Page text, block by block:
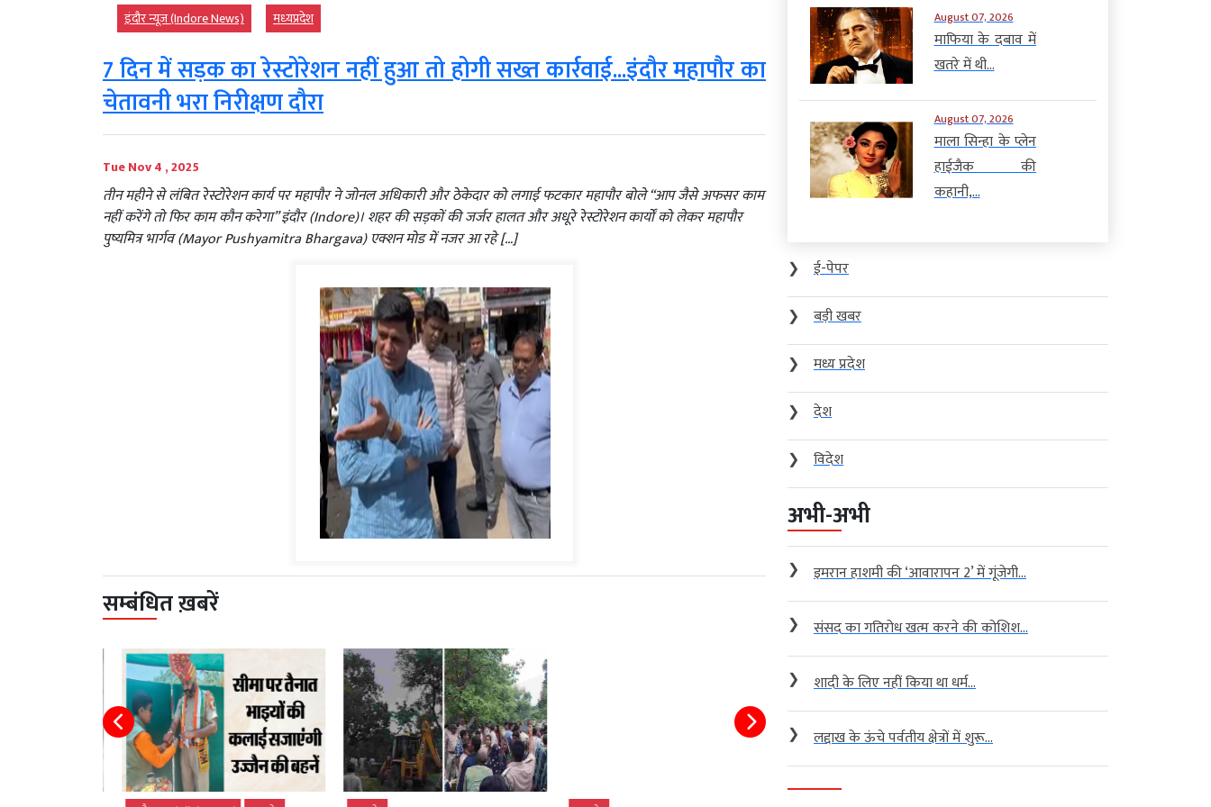
इंदौर न्यूज़ (Indore News) मध्‍यप्रदेश
7 दिन में सड़क का रेस्टोरेशन नहीं हुआ तो होगी सख्त कार्रवाई...इंदौर महापौर का
चेतावनी भरा निरीक्षण दौरा
Tue Nov 4 , 2025
तीन महीने से लंबित रेस्टोरेशन कार्य पर महापौर ने जोनल अधिकारी और ठेकेदार को लगाई फटकार महापौर बोले “आप जैसे अफसर काम
नहीं करेंगे तो फिर काम कौन करेगा” इंदौर (Indore)। शहर की सड़कों की जर्जर हालत और अधूरे रेस्टोरेशन कार्यों को लेकर महापौर
पुष्यमित्र भार्गव (Mayor Pushyamitra Bhargava) एक्शन मोड में नजर आ रहे […]
सम्बंधित ख़बरें
August 07, 2026
माफिया के दबाव में
खतरे में थी...
August 07, 2026
माला सिन्हा के प्लेन
हाईजैक की
कहानी,...
❯
ई-पेपर
❯
बड़ी खबर
❯
मध्य प्रदेश
❯
देश
❯
विदेश
अभी-अभी
❯ इमरान हाशमी की ‘आवारापन 2’ में गूंजेगी...
❯ संसद का गतिरोध खत्म करने की कोशिश...
❯ शादी के लिए नहीं किया था धर्म...
❯ लद्दाख के ऊंचे पर्वतीय क्षेत्रों में शुरू...